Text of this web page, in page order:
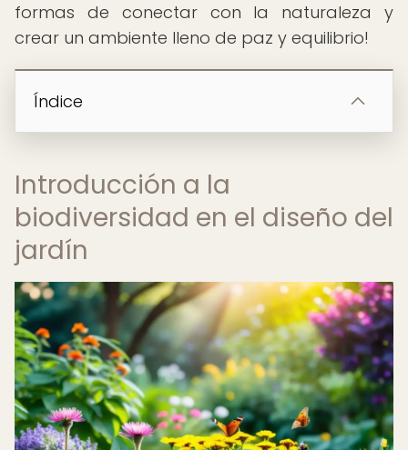
formas de conectar con la naturaleza y
crear un ambiente lleno de paz y equilibrio!
Índice
Introducción a la
biodiversidad en el diseño del
jardín